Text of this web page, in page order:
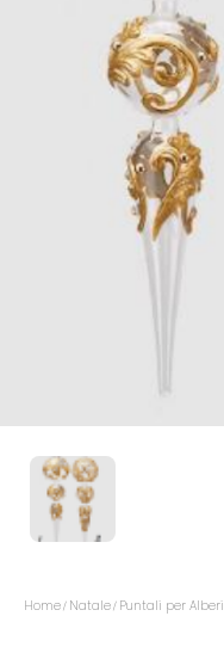
Home/ Natale/ Puntali per Alberi